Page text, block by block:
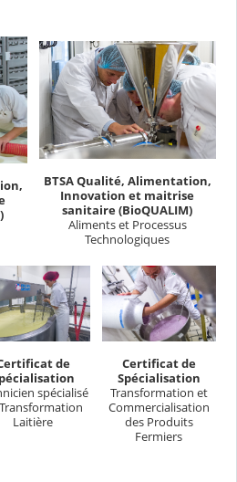
BTSA Qualité, Alimentation,
Innovation et maitrise
sanitaire (BioQUALIM)
Aliments et Processus
Technologiques
de
spécialisé
Laitière
Certificat de
Spécialisation
Transformation et
Commercialisation
des Produits
Fermiers